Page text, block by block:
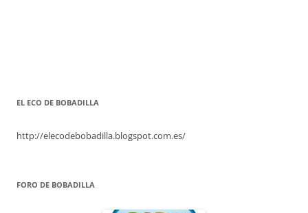
EL ECO DE BOBADILLA
http://elecodebobadilla.blogspot.com.es/
FORO DE BOBADILLA